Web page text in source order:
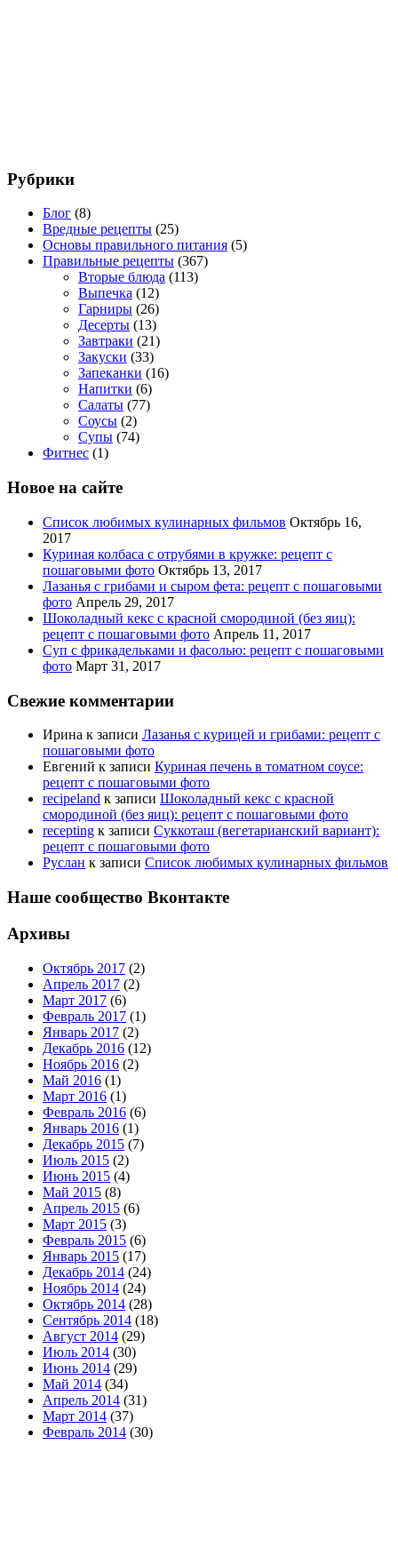
Рубрики
Блог (8)
Вредные рецепты (25)
Основы правильного питания (5)
Правильные рецепты (367)
Вторые блюда (113)
Выпечка (12)
Гарниры (26)
Десерты (13)
Завтраки (21)
Закуски (33)
Запеканки (16)
Напитки (6)
Салаты (77)
Соусы (2)
Супы (74)
Фитнес (1)
Новое на сайте
Список любимых кулинарных фильмов Октябрь 16,
2017
Куриная колбаса с отрубями в кружке: рецепт с
пошаговыми фото Октябрь 13, 2017
Лазанья с грибами и сыром фета: рецепт с пошаговыми
фото Апрель 29, 2017
Шоколадный кекс с красной смородиной (без яиц):
рецепт с пошаговыми фото Апрель 11, 2017
Суп с фрикадельками и фасолью: рецепт с пошаговыми
фото Март 31, 2017
Свежие комментарии
Ирина к записи Лазанья с курицей и грибами: рецепт с
пошаговыми фото
Евгений к записи Куриная печень в томатном соусе:
рецепт с пошаговыми фото
recipeland к записи Шоколадный кекс с красной
смородиной (без яиц): рецепт с пошаговыми фото
recepting к записи Суккоташ (вегетарианский вариант):
рецепт с пошаговыми фото
Руслан к записи Список любимых кулинарных фильмов
Наше сообщество Вконтакте
Архивы
Октябрь 2017 (2)
Апрель 2017 (2)
Март 2017 (6)
Февраль 2017 (1)
Январь 2017 (2)
Декабрь 2016 (12)
Ноябрь 2016 (2)
Май 2016 (1)
Март 2016 (1)
Февраль 2016 (6)
Январь 2016 (1)
Декабрь 2015 (7)
Июль 2015 (2)
Июнь 2015 (4)
Май 2015 (8)
Апрель 2015 (6)
Март 2015 (3)
Февраль 2015 (6)
Январь 2015 (17)
Декабрь 2014 (24)
Ноябрь 2014 (24)
Октябрь 2014 (28)
Сентябрь 2014 (18)
Август 2014 (29)
Июль 2014 (30)
Июнь 2014 (29)
Май 2014 (34)
Апрель 2014 (31)
Март 2014 (37)
Февраль 2014 (30)